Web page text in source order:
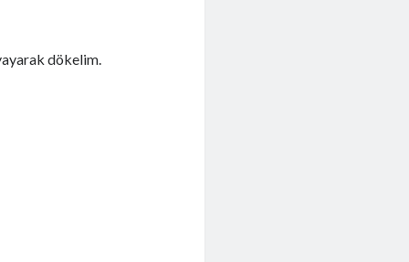
dökelim.